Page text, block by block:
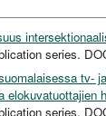
series.
tv-
elokuvatuottajien
series.